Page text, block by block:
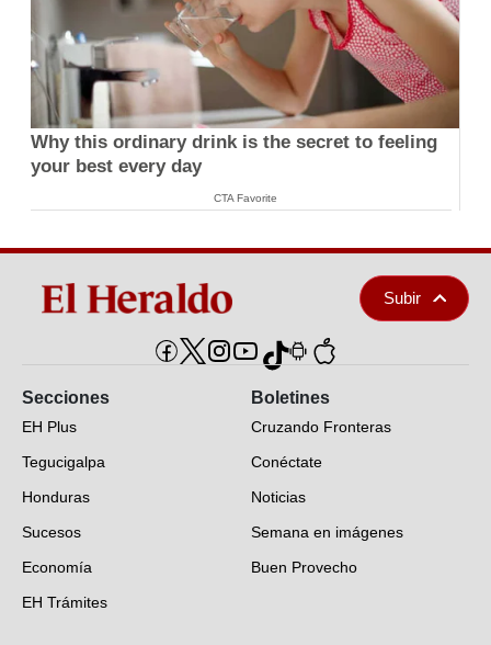
Why this ordinary drink is the secret to feeling
your best every day
CTA Favorite
Subir
Secciones
EH Plus
Tegucigalpa
Honduras
Sucesos
Economía
EH Trámites
Boletines
Cruzando Fronteras
Conéctate
Noticias
Semana en imágenes
Buen Provecho